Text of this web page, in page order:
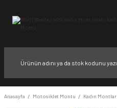
Anasayfa Motosiklet Montu Kadın Montlar